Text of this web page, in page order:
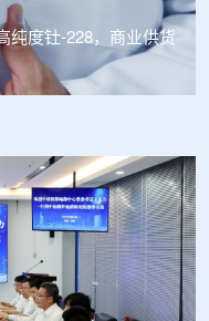
纯度钍-228，商业供货